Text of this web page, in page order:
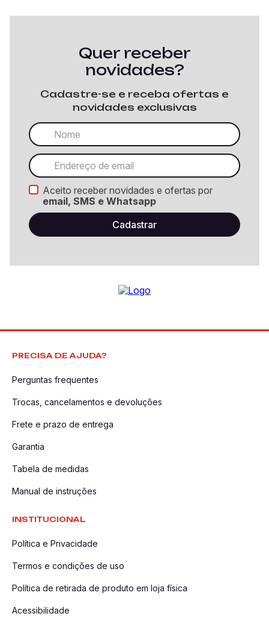
Quer receber
novidades?
Cadastre-se e receba ofertas e
novidades exclusivas
Aceito receber novidades e ofertas por
email, SMS e Whatsapp
PRECISA DE AJUDA?
Perguntas frequentes
Trocas, cancelamentos e devoluções
Frete e prazo de entrega
Garantia
Tabela de medidas
Manual de instruções
INSTITUCIONAL
Política e Privacidade
Termos e condições de uso
Política de retirada de produto em loja física
Acessibilidade